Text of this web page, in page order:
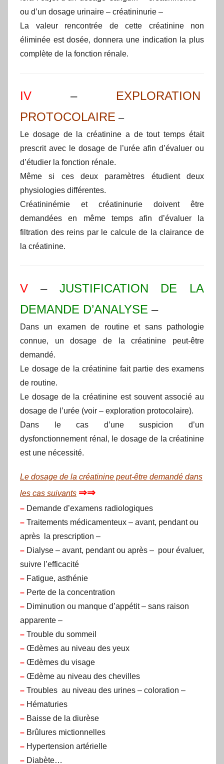
ou d’un dosage urinaire – créatininurie –
La valeur rencontrée de cette créatinine non
éliminée est dosée, donnera une indication la plus
complète de la fonction rénale.
IV – EXPLORATION
PROTOCOLAIRE –
Le dosage de la créatinine a de tout temps était
prescrit avec le dosage de l’urée afin d’évaluer ou
d’étudier la fonction rénale.
Même si ces deux paramètres étudient deux
physiologies différentes.
Créatininémie et créatininurie doivent être
demandées en même temps afin d’évaluer la
filtration des reins par le calcule de la clairance de
la créatinine.
V – JUSTIFICATION DE LA
DEMANDE D’ANALYSE –
Dans un examen de routine et sans pathologie
connue, un dosage de la créatinine peut-être
demandé.
Le dosage de la créatinine fait partie des examens
de routine.
Le dosage de la créatinine est souvent associé au
dosage de l’urée (voir – exploration protocolaire).
Dans le cas d’une suspicion d’un
dysfonctionnement rénal, le dosage de la créatinine
est une nécessité.
Le dosage de la créatinine peut-être demandé dans
les cas suivants ⇒⇒
– Demande d’examens radiologiques
– Traitements médicamenteux – avant, pendant ou
après la prescription –
– Dialyse – avant, pendant ou après – pour évaluer,
suivre l’efficacité
– Fatigue, asthénie
– Perte de la concentration
– Diminution ou manque d’appétit – sans raison
apparente –
– Trouble du sommeil
– Œdèmes au niveau des yeux
– Œdèmes du visage
– Œdème au niveau des chevilles
– Troubles au niveau des urines – coloration –
– Hématuries
– Baisse de la diurèse
– Brûlures mictionnelles
– Hypertension artérielle
– Diabète…